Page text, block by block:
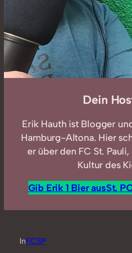
Dein
Erik Hauth ist Blogger
Hamburg-Altona. Hier
er über den FC St.
Kultur des
Gib Erik 1 Bier ausSt.
InFCSP